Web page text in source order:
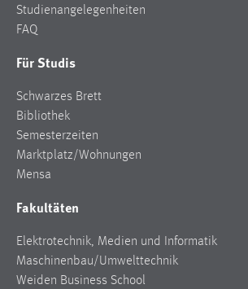
Studienangelegenheiten
FAQ
Für Studis
Schwarzes Brett
Bibliothek
Semesterzeiten
Marktplatz/Wohnungen
Mensa
Fakultäten
Elektrotechnik, Medien und Informatik
Maschinenbau/Umwelttechnik
Weiden Business School
Anbieter:
Zweck:
Conversion-Tracking
Cookie Laufzeit:
Facebook Pixel
Name:
_fbp